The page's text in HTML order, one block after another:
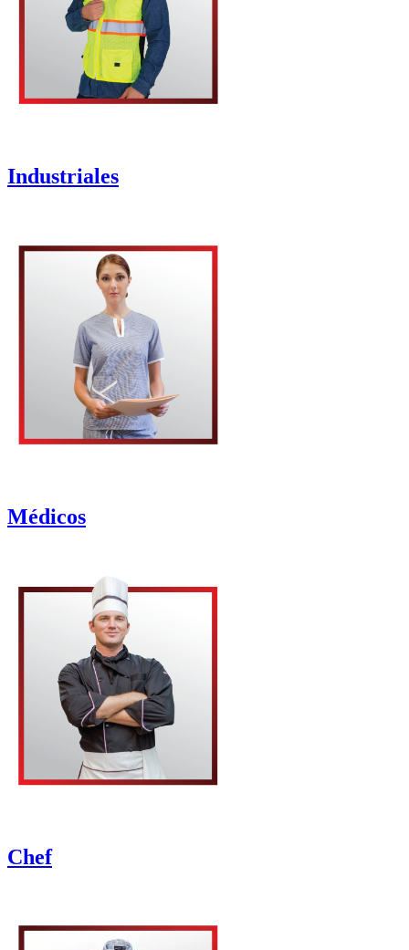
Industriales
Médicos
Chef